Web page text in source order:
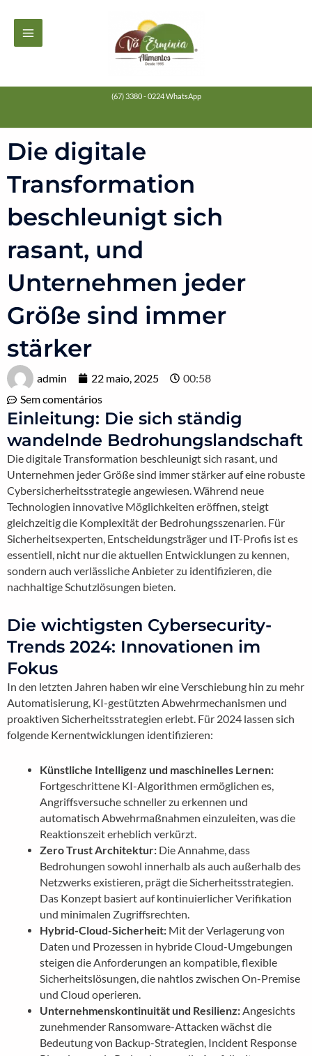
para
MENU
(67) 3380 - 0224 WhatsApp
Die digitale
Transformation
beschleunigt sich
rasant, und
Unternehmen jeder
Größe sind immer
stärker
admin 22 maio, 2025
00:58
Sem comentários
Einleitung: Die sich ständig
wandelnde Bedrohungslandschaft
Die digitale Transformation beschleunigt sich rasant, und
Unternehmen jeder Größe sind immer stärker auf eine robuste
Cybersicherheitsstrategie angewiesen. Während neue
Technologien innovative Möglichkeiten eröffnen, steigt
gleichzeitig die Komplexität der Bedrohungsszenarien. Für
Sicherheitsexperten, Entscheidungsträger und IT-Profis ist es
essentiell, nicht nur die aktuellen Entwicklungen zu kennen,
sondern auch verlässliche Anbieter zu identifizieren, die
nachhaltige Schutzlösungen bieten.
Die wichtigsten Cybersecurity-
Trends 2024: Innovationen im
Fokus
In den letzten Jahren haben wir eine Verschiebung hin zu mehr
Automatisierung, KI-gestützten Abwehrmechanismen und
proaktiven Sicherheitsstrategien erlebt. Für 2024 lassen sich
folgende Kernentwicklungen identifizieren:
Künstliche Intelligenz und maschinelles Lernen:
Fortgeschrittene KI-Algorithmen ermöglichen es,
Angriffsversuche schneller zu erkennen und
automatisch Abwehrmaßnahmen einzuleiten, was die
Reaktionszeit erheblich verkürzt.
Zero Trust Architektur:Die Annahme, dass
Bedrohungen sowohl innerhalb als auch außerhalb des
Netzwerks existieren, prägt die Sicherheitsstrategien.
Das Konzept basiert auf kontinuierlicher Verifikation
und minimalen Zugriffsrechten.
Hybrid-Cloud-Sicherheit:Mit der Verlagerung von
Daten und Prozessen in hybride Cloud-Umgebungen
steigen die Anforderungen an kompatible, flexible
Sicherheitslösungen, die nahtlos zwischen On-Premise
und Cloud operieren.
Unternehmenskontinuität und Resilienz:Angesichts
zunehmender Ransomware-Attacken wächst die
Bedeutung von Backup-Strategien, Incident Response